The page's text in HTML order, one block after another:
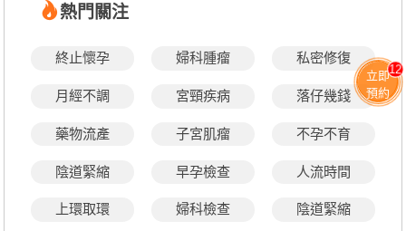
熱門關注
終止懷孕 婦科腫瘤 私密修復
月經不調 宮頸疾病 落仔幾錢
藥物流產 子宮肌瘤 不孕不育
陰道緊縮 早孕檢查 人流時間
上環取環 婦科檢查 陰道緊縮
立即
預約
12